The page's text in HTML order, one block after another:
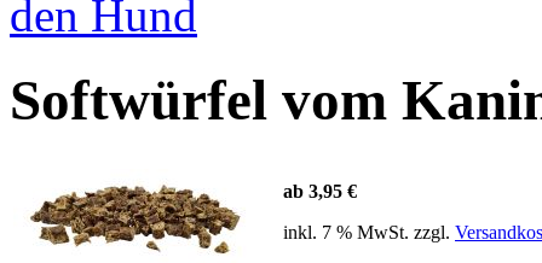
Softwürfel vom
ab 3,95 €
inkl. 7 % MwSt. zzgl.